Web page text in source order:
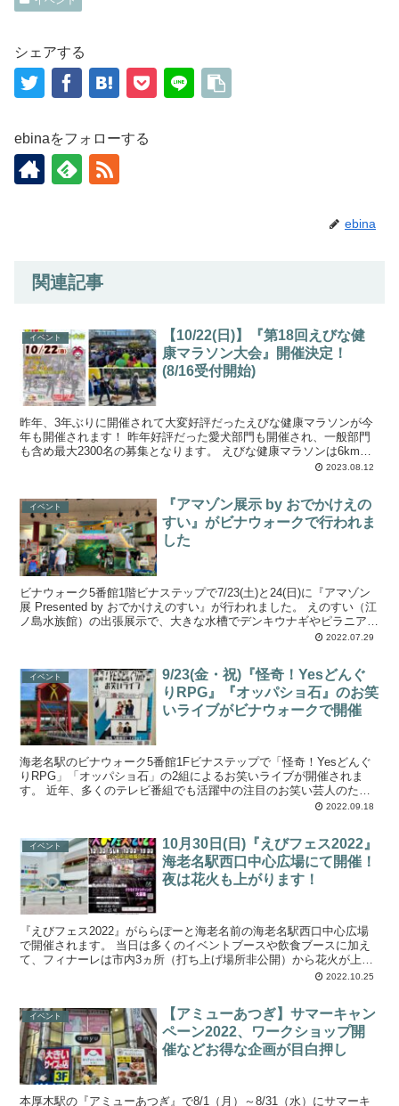
シェアする
ebinaをフォローする
ebina
関連記事
イベント
【10/22(日)】『第18回えびな健
康マラソン大会』開催決定！
(8/16受付開始)
昨年、3年ぶりに開催されて大変好評だったえびな健康マラソンが今
年も開催されます！ 昨年好評だった愛犬部門も開催され、一般部門
も含め最大2300名の募集となります。 えびな健康マラソンは6kmマ
2023.08.12
イベント
『アマゾン展示 by おでかけえの
すい』がビナウォークで行われま
した
ビナウォーク5番館1階ビナステップで7/23(土)と24(日)に『アマゾン
展 Presented by おでかけえのすい』が行われました。 えのすい（江
ノ島水族館）の出張展示で、大きな水槽でデンキウナギやピラニアを
2022.07.29
イベント
9/23(金・祝)『怪奇！Yesどんぐ
りRPG』『オッパショ石』のお笑
いライブがビナウォークで開催
海老名駅のビナウォーク5番館1Fビナステップで「怪奇！Yesどんぐ
りRPG」「オッパショ石」の2組によるお笑いライブが開催されま
す。 近年、多くのテレビ番組でも活躍中の注目のお笑い芸人のた
2022.09.18
イベント
10月30日(日)『えびフェス2022』
海老名駅西口中心広場にて開催！
夜は花火も上がります！
『えびフェス2022』がららぽーと海老名前の海老名駅西口中心広場
で開催されます。 当日は多くのイベントブースや飲食ブースに加え
て、フィナーレは市内3ヵ所（打ち上げ場所非公開）から花火が上が
2022.10.25
イベント
【アミューあつぎ】サマーキャン
ペーン2022、ワークショップ開
催などお得な企画が目白押し
本厚木駅の『アミューあつぎ』で8/1（月）～8/31（水）にサマーキ